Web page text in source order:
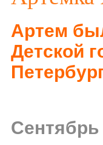
Артем
Детской
Сентябрь